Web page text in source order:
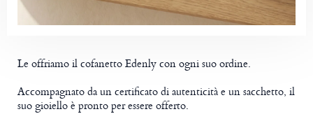
Le offriamo il cofanetto Edenly con ogni suo ordine.
Accompagnato da un certificato di autenticità e un sacchetto, il
suo gioiello è pronto per essere offerto.